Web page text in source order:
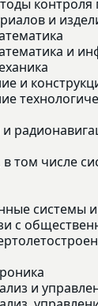
контроля
и
и
и
том числе
системы
с
и